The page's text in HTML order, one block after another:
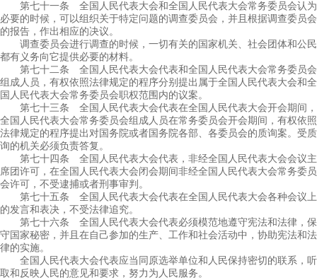
第七十一条 全国人民代表大会和全国人民代表大会常务委员会认为
必要的时候，可以组织关于特定问题的调查委员会，并且根据调查委员会
的报告，作出相应的决议。
调查委员会进行调查的时候，一切有关的国家机关、社会团体和公民
都有义务向它提供必要的材料。
第七十二条 全国人民代表大会代表和全国人民代表大会常务委员会
组成人员，有权依照法律规定的程序分别提出属于全国人民代表大会和全
国人民代表大会常务委员会职权范围内的议案。
第七十三条 全国人民代表大会代表在全国人民代表大会开会期间，
全国人民代表大会常务委员会组成人员在常务委员会开会期间，有权依照
法律规定的程序提出对国务院或者国务院各部、各委员会的质询案。受质
询的机关必须负责答复。
第七十四条 全国人民代表大会代表，非经全国人民代表大会会议主
席团许可，在全国人民代表大会闭会期间非经全国人民代表大会常务委员
会许可，不受逮捕或者刑事审判。
第七十五条 全国人民代表大会代表在全国人民代表大会各种会议上
的发言和表决，不受法律追究。
第七十六条 全国人民代表大会代表必须模范地遵守宪法和法律，保
守国家秘密，并且在自己参加的生产、工作和社会活动中，协助宪法和法
律的实施。
全国人民代表大会代表应当同原选举单位和人民保持密切的联系，听
取和反映人民的意见和要求，努力为人民服务。